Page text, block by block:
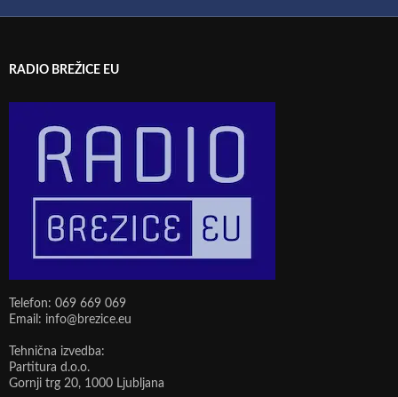
RADIO BREŽICE EU
Telefon: 069 669 069
Email: info@brezice.eu
Tehnična izvedba:
Partitura d.o.o.
Gornji trg 20, 1000 Ljubljana